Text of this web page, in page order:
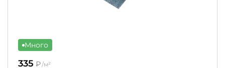
Много
335 ₽/м²